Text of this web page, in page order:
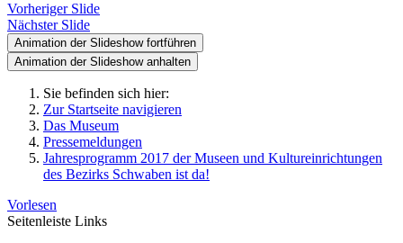
Vorheriger Slide
Nächster Slide
Animation der Slideshow fortführen
Animation der Slideshow anhalten
Sie befinden sich hier:
Zur Startseite navigieren
Das Museum
Pressemeldungen
Jahresprogramm 2017 der Museen und Kultureinrichtungen
des Bezirks Schwaben ist da!
Vorlesen
Seitenleiste Links